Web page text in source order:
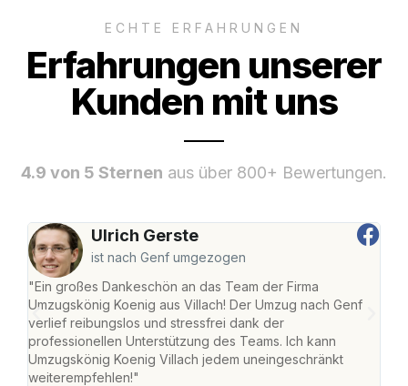
ECHTE ERFAHRUNGEN
Erfahrungen unserer
Kunden mit uns
4.9 von 5 Sternen aus über 800+ Bewertungen.
Ulrich Gerste
ist nach Genf umgezogen
"Ein großes Dankeschön an das Team der Firma
Umzugskönig Koenig aus Villach! Der Umzug nach Genf
verlief reibungslos und stressfrei dank der
professionellen Unterstützung des Teams. Ich kann
Umzugskönig Koenig Villach jedem uneingeschränkt
weiterempfehlen!"